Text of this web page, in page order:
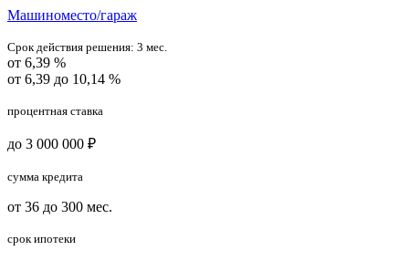
Машиноместо/гараж
Срок действия решения: 3 мес.
от 6,39 %
от 6,39 до 10,14 %
процентная ставка
до 3 000 000 ₽
сумма кредита
от 36 до 300 мес.
срок ипотеки